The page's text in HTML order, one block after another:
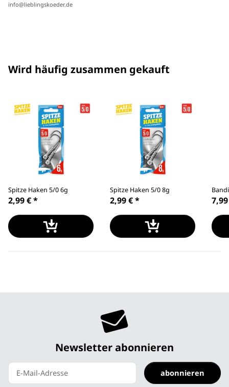
info@lieblingskoeder.de
Wird häufig zusammen gekauft
Spitze Haken 5/0 6g
2,99 €*
Spitze Haken 5/0 8g
2,99 €*
Newsletter abonnieren
abonnieren